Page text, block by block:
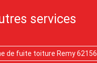
services
de fuite toiture Remy 62156